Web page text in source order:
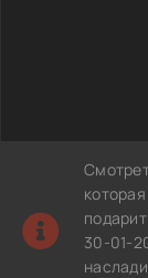
30-01-